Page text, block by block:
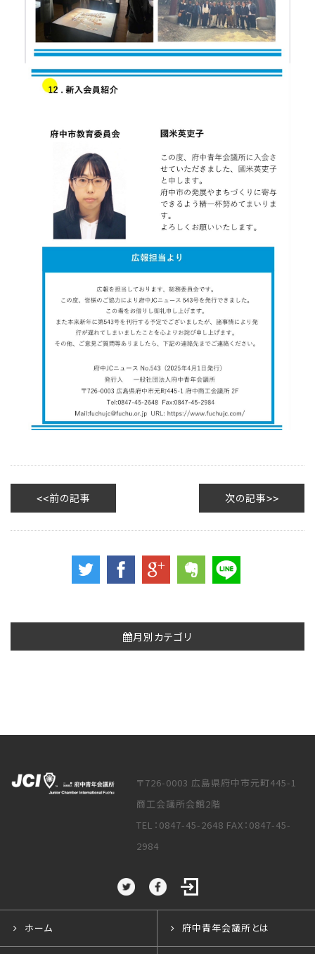
前の記事 次の記事
月別カテゴリ
〒726-0003 広島県府中市元町445-1
商工会議所会館2階
TEL：0847-45-2648 FAX：0847-45-
2984
ホーム 府中青年会議所とは